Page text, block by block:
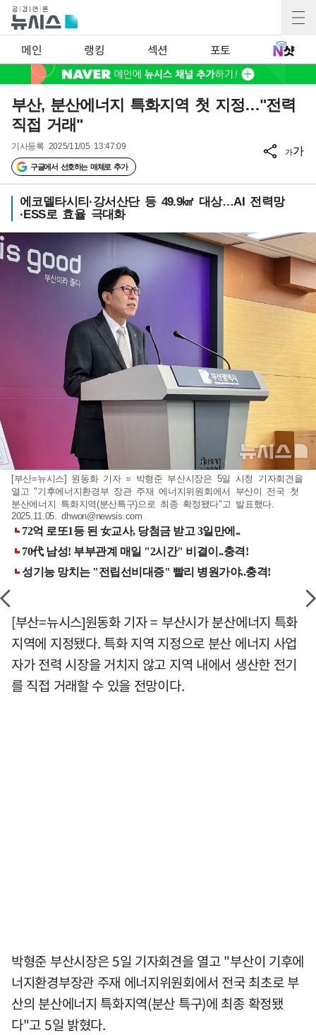
메인 랭킹 섹션 포토
부산, 분산에너지 특화지역 첫 지정…"전력
직접 거래"
기사등록 2025/11/05 13:47:09
구글에서 선호하는 매체로 추가
가가
에코델타시티·강서산단 등 49.9㎢ 대상…AI 전력망
·ESS로 효율 극대화
[부산=뉴시스] 원동화 기자 = 박형준 부산시장은 5일 시청 기자회견을
열고 "기후에너지환경부 장관 주재 에너지위원회에서 부산이 전국 첫
분산에너지 특화지역(분산특구)으로 최종 확정됐다"고 발표했다.
2025.11.05.dhwon@newsis.com
[부산=뉴시스]원동화 기자 = 부산시가 분산에너지 특화
지역에 지정됐다. 특화 지역 지정으로 분산 에너지 사업
자가 전력 시장을 거치지 않고 지역 내에서 생산한 전기
를 직접 거래할 수 있을 전망이다.
박형준 부산시장은 5일 기자회견을 열고 "부산이 기후에
너지환경부장관 주재 에너지위원회에서 전국 최초로 부
산의 분산에너지 특화지역(분산 특구)에 최종 확정됐
다"고 5일 밝혔다.